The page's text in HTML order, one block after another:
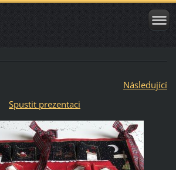
Následující
Spustit prezentaci